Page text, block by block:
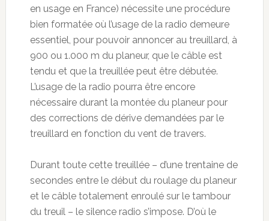
en usage en France) nécessite une procédure
bien formatée où l’usage de la radio demeure
essentiel, pour pouvoir annoncer au treuillard, à
900 ou 1.000 m du planeur, que le câble est
tendu et que la treuillée peut être débutée.
L’usage de la radio pourra être encore
nécessaire durant la montée du planeur pour
des corrections de dérive demandées par le
treuillard en fonction du vent de travers.
Durant toute cette treuillée – d’une trentaine de
secondes entre le début du roulage du planeur
et le câble totalement enroulé sur le tambour
du treuil – le silence radio s’impose. D’où le